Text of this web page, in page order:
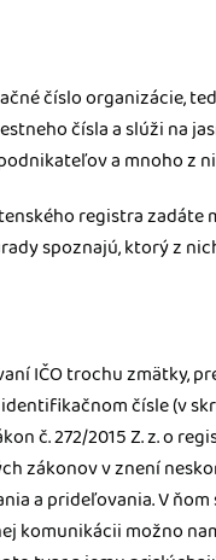
číslo organizácie,
čísla a slúži na
a mnoho z
registra zadáte
spoznajú, ktorý z
IČO trochu zmätky,
čísle (v
č. 272/2015 Z. z. o
zákonov v znení
a prideľovania. V ňom
komunikácii možno